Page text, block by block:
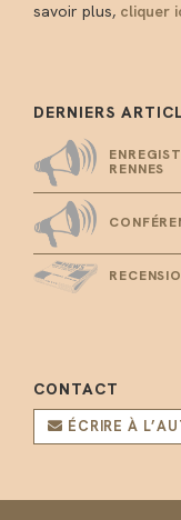
savoir plus, cliquer
DERNIERS
RENNES
CONTACT
ÉCRIRE À